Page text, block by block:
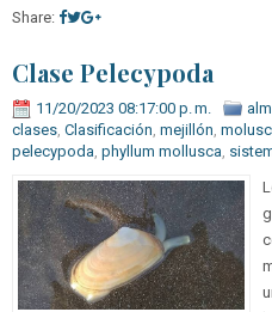
Share:
Clase Pelecypoda
11/20/2023 08:17:00 p. m.
clases, Clasificación, mejillón,
pelecypoda, phyllum mollusca,